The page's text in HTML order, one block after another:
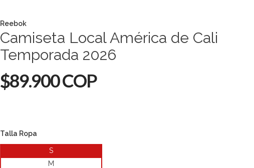
Reebok
Camiseta Local América de Cali
Temporada 2026
$89.900 COP
Talla Ropa
S
M